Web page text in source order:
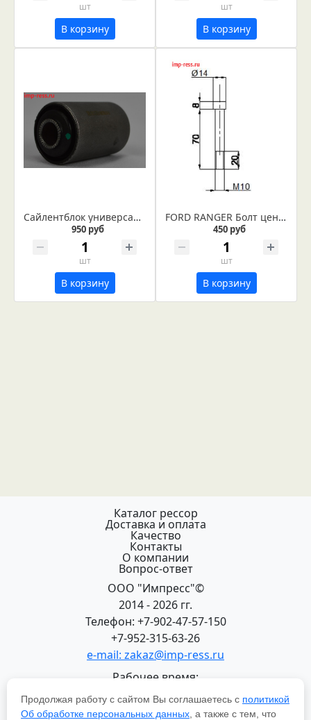
шт
В корзину
шт
В корзину
Сайлентблок универсальный 40/18 IR 10-27-13
950 руб
шт
В корзину
FORD RANGER Болт центровой для крепления рессоры (Арт. IR 09-18-06)
450 руб
шт
В корзину
Каталог рессор
Доставка и оплата
Качество
Контакты
О компании
Вопрос-ответ
ООО "Импресс"©
2014 - 2026 гг.
Телефон: +7-902-47-57-150
+7-952-315-63-26
e-mail: zakaz@imp-ress.ru
Рабочее время:
пн-пт 08:00-18:00 (МСК+2)
618200, Пермский край
Продолжая работу с сайтом Вы соглашаетесь с политикой
Об обработке персональных данных , а также с тем, что